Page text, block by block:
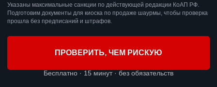
Указаны максимальные санкции по действующей редакции КоАП РФ.
Подготовим документы для киоска по продаже шаурмы, чтобы проверка
прошла без предписаний и штрафов.
ПРОВЕРИТЬ, ЧЕМ РИСКУЮ
Бесплатно · 15 минут · без обязательств